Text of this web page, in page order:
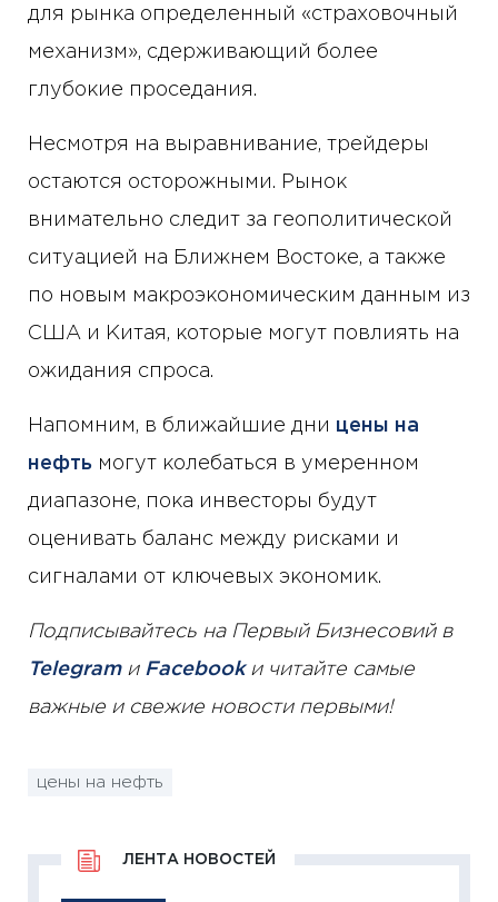
для рынка определенный «страховочный
механизм», сдерживающий более
глубокие проседания.
Несмотря на выравнивание, трейдеры
остаются осторожными. Рынок
внимательно следит за геополитической
ситуацией на Ближнем Востоке, а также
по новым макроэкономическим данным из
США и Китая, которые могут повлиять на
ожидания спроса.
Напомним, в ближайшие дни цены на
нефть могут колебаться в умеренном
диапазоне, пока инвесторы будут
оценивать баланс между рисками и
сигналами от ключевых экономик.
Подписывайтесь на Первый Бизнесовий в
Telegramи Facebookи читайте самые
важные и свежие новости первыми!
цены на нефть
ЛЕНТА НОВОСТЕЙ